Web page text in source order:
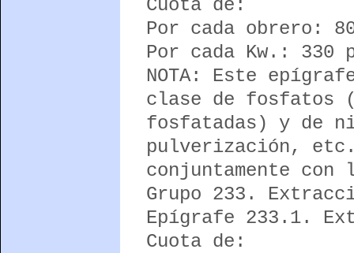
Cuota de:
Por cada obrero:
Por cada Kw.: 330
NOTA: Este
clase de fosfatos
fosfatadas) y de
pulverización,
conjuntamente
Grupo 233.
Epígrafe 233.1.
Cuota de: